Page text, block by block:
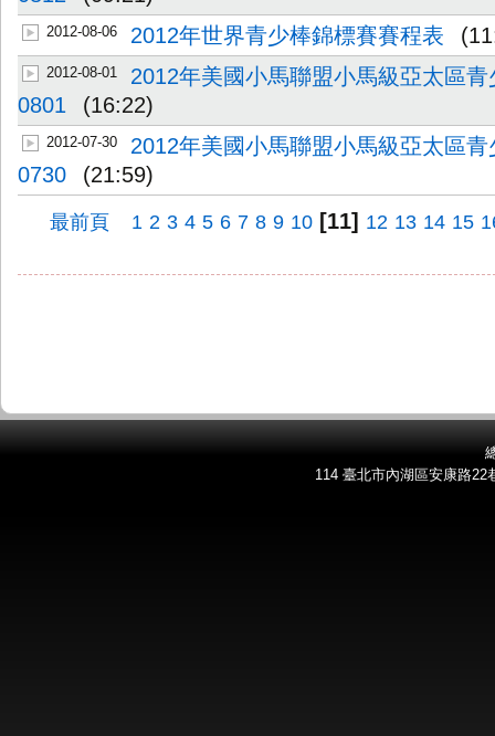
2012-08-06 2012年世界青少棒錦標賽賽程表
2012-08-01
2012年美國小馬聯盟小馬級亞太區
0801
(16:22)
2012-07-30
2012年美國小馬聯盟小馬級亞太區
0730
(21:59)
最前頁 1 2 3 4 5 6 7 8 9 10 [11] 12 13 14 15
114 臺北市內湖區安康路22